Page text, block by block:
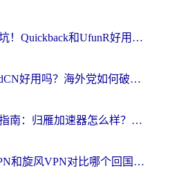
海外党别踩坑！Quickback和UfunR好用吗？选对回国加速器才能无缝刷国内资源
迅游和SpeedCN好用吗？海外党如何破解那道看不见的墙
海外党自救指南：归雁加速器怎么样？教你避开坑实现国内资源无缝访问
ChickCN VPN和旋风VPN对比哪个回国效果更好？海外用户的选择困境与出路